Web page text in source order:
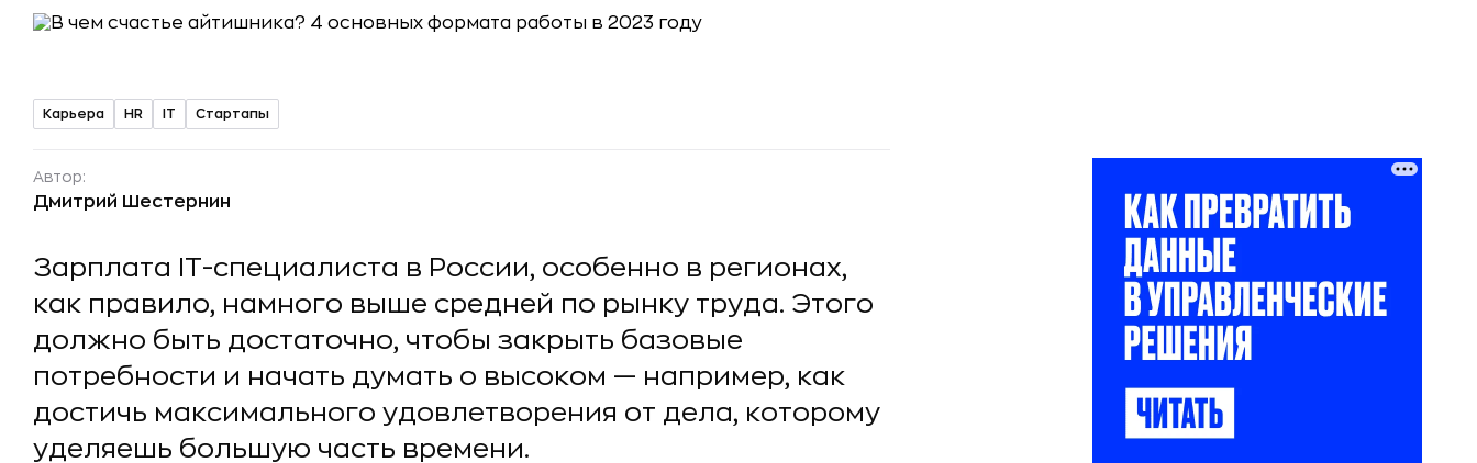
Карьера HR IT Стартапы
Автор:
Дмитрий Шестернин
Зарплата IT-специалиста в России, особенно в регионах,
как правило, намного выше средней по рынку труда. Этого
должно быть достаточно, чтобы закрыть базовые
потребности и начать думать о высоком — например, как
достичь максимального удовлетворения от дела, которому
уделяешь большую часть времени.